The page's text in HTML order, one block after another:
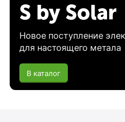
S by Solar
Новое поступление
для настоящего метала
В каталог